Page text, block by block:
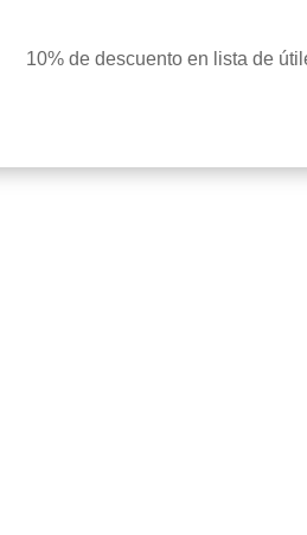
10% de descuento en lista de